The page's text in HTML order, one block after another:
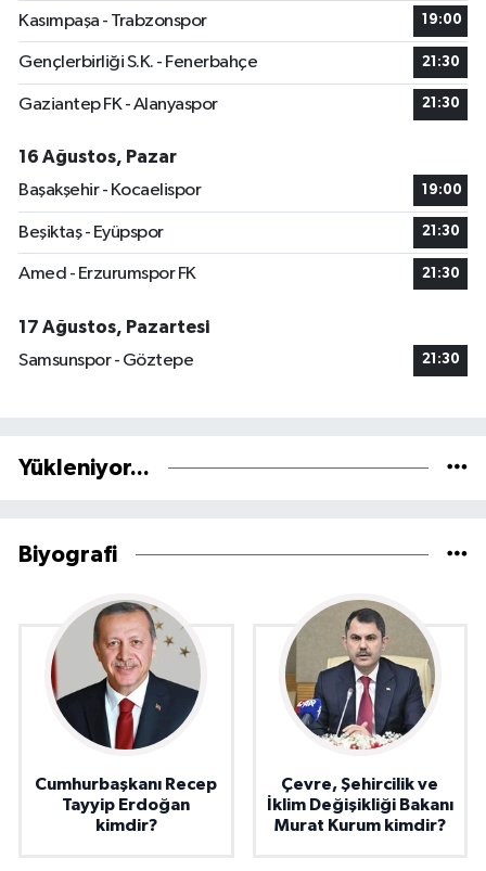
Kasımpaşa - Trabzonspor 19:00
Gençlerbirliği S.K. - Fenerbahçe 21:30
Gaziantep FK - Alanyaspor 21:30
16 Ağustos, Pazar
Başakşehir - Kocaelispor
19:00
Beşiktaş - Eyüpspor 21:30
Amed - Erzurumspor FK 21:30
17 Ağustos, Pazartesi
Samsunspor - Göztepe
21:30
Yükleniyor...
Biyografi
Cumhurbaşkanı Recep
Tayyip Erdoğan
kimdir?
Çevre, Şehircilik ve
İklim Değişikliği Bakanı
Murat Kurum kimdir?